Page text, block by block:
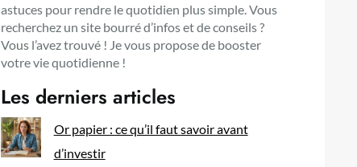
astuces pour rendre le quotidien plus simple. Vous
recherchez un site bourré d’infos et de conseils ?
Vous l’avez trouvé ! Je vous propose de booster
votre vie quotidienne !
Les derniers articles
Or papier : ce qu’il faut savoir avant
d’investir